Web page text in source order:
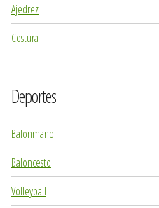
Ajedrez
Costura
Deportes
Balonmano
Baloncesto
Volleyball